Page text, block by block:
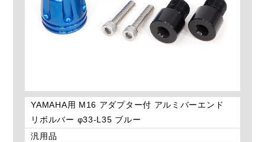
YAMAHA用 M16 アダプター付 アルミバーエンド
リボルバー φ33-L35 ブルー
汎用品